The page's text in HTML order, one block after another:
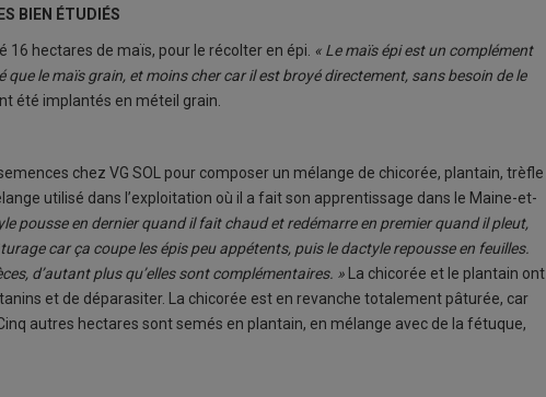
BIEN ÉTUDIÉS
16 hectares de maïs, pour le récolter en épi. « Le maïs épi est un complément
que le maïs grain, et moins cher car il est broyé directement, sans besoin de le
été implantés en méteil grain.
chez VG SOL pour composer un mélange de chicorée, plantain, trèfle
utilisé dans l’exploitation où il a fait son apprentissage dans le Maine-et-
pousse en dernier quand il fait chaud et redémarre en premier quand il pleut,
car ça coupe les épis peu appétents, puis le dactyle repousse en feuilles.
d’autant plus qu’elles sont complémentaires. » La chicorée et le plantain ont
et de déparasiter. La chicorée est en revanche totalement pâturée, car
autres hectares sont semés en plantain, en mélange avec de la fétuque,